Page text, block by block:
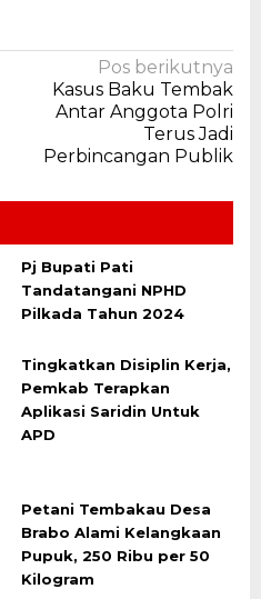
Pos berikutnya
Kasus Baku Tembak
Antar Anggota Polri
Terus Jadi
Perbincangan Publik
Pj Bupati Pati
Tandatangani NPHD
Pilkada Tahun 2024
Tingkatkan Disiplin Kerja,
Pemkab Terapkan
Aplikasi Saridin Untuk
APD
Petani Tembakau Desa
Brabo Alami Kelangkaan
Pupuk, 250 Ribu per 50
Kilogram